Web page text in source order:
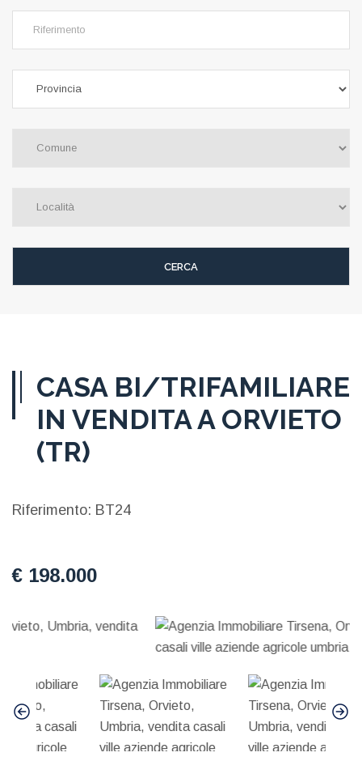
CASA BI/TRIFAMILIARE
IN VENDITA A ORVIETO
(TR)
Riferimento: BT24
€ 198.000